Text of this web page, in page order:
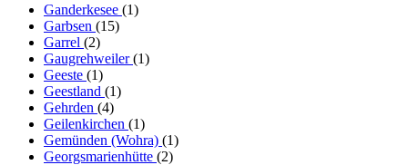
Ganderkesee (1)
Garbsen (15)
Garrel (2)
Gaugrehweiler(1)
Geeste (1)
Geestland (1)
Gehrden (4)
Geilenkirchen (1)
Gemünden (Wohra) (1)
Georgsmarienhütte (2)